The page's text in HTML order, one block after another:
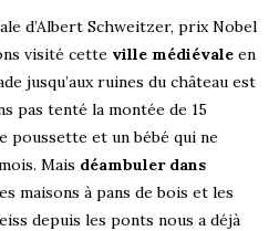
d’Albert Schweitzer, prix Nobel
visité cette ville médiévale en
jusqu’aux ruines du château est
pas tenté la montée de 15
poussette et un bébé qui ne
Mais déambuler dans
maisons à pans de bois et les
depuis les ponts nous a déjà